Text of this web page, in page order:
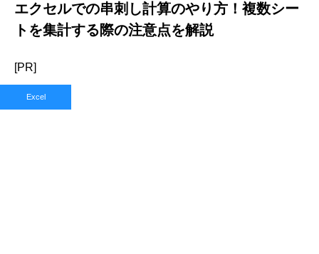
エクセルでの串刺し計算のやり方！複数シー
トを集計する際の注意点を解説
[PR]
Excel